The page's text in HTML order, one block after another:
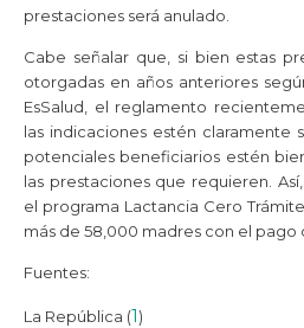
prestaciones será anulado.
Cabe señalar que, si bien estas
otorgadas en años anteriores
EsSalud, el reglamento
las indicaciones estén claramente
potenciales beneficiarios estén
las prestaciones que requieren.
el programa Lactancia Cero
más de 58,000 madres con el pago
Fuentes:
La República (1)